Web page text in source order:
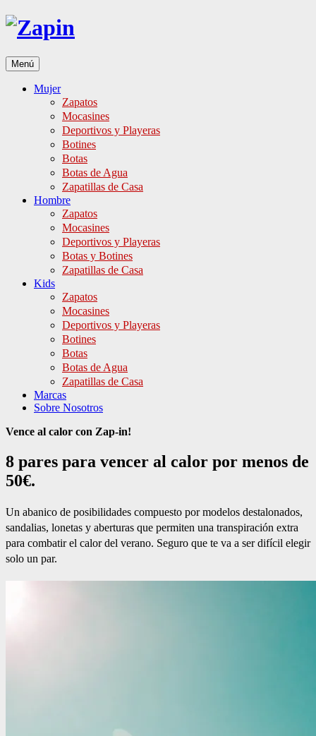
Ir
Menú
Mujer
Zapatos
Mocasines
Deportivos y Playeras
Botines
Botas
Botas de Agua
Zapatillas de Casa
Hombre
Zapatos
Mocasines
Deportivos y Playeras
Botas y Botines
Zapatillas de Casa
Kids
Zapatos
Mocasines
Deportivos y Playeras
Botines
Botas
Botas de Agua
Zapatillas de Casa
Marcas
Sobre Nosotros
Vence al calor con Zap-in!
8 pares para vencer al calor por menos de
50€.
Un abanico de posibilidades compuesto por modelos destalonados,
sandalias, lonetas y aberturas que permiten una transpiración extra
para combatir el calor del verano. Seguro que te va a ser difícil elegir
solo un par.